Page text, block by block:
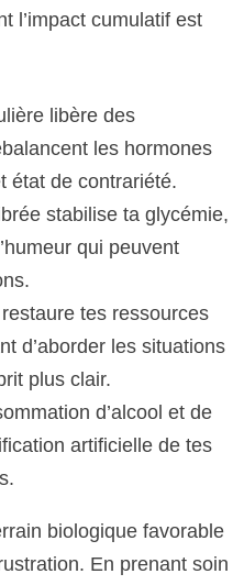
l’impact cumulatif est
libère des
les hormones
état de contrariété.
stabilise ta glycémie,
qui peuvent
tes ressources
d’aborder les situations
plus clair.
d’alcool et de
artificielle de tes
biologique favorable
En prenant soin